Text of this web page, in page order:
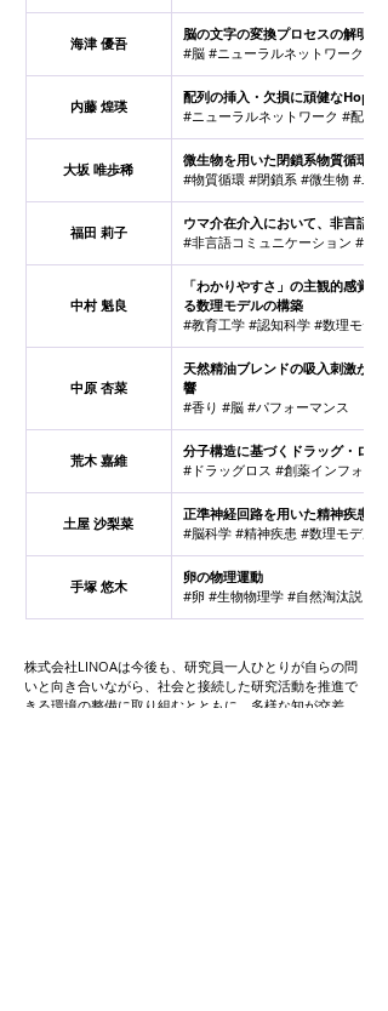
海津 優吾
脳の文字の変換プロセスの解明
#脳 #ニューラルネットワーク #バ
内藤 煌瑛
配列の挿入・欠損に頑健な
#ニューラルネットワーク #配列
大坂 唯歩稀
微生物を用いた閉鎖系物質循環
#物質循環 #閉鎖系 #微生物 #ユー
福田 莉子
ウマ介在介入において、非言語
#非言語コミュニケーション #ウ
中村 魁良
「わかりやすさ」の主観的感覚
る数理モデルの構築
#教育工学 #認知科学 #数理モデ
中原 杏菜
天然精油ブレンドの吸入刺激が
響
#香り #脳 #パフォーマンス
荒木 嘉維
分子構造に基づくドラッグ・ロス
#ドラッグロス #創薬インフォマ
土屋 沙梨菜
正準神経回路を用いた精神疾患の
#脳科学 #精神疾患 #数理モデル #
手塚 悠木
卵の物理運動
#卵 #生物物理学 #自然淘汰説 #粘
株式会社LINOAは今後も、研究員一人ひとりが自らの問
いと向き合いながら、社会と接続した研究活動を推進で
きる環境の整備に取り組むとともに、多様な知が交差